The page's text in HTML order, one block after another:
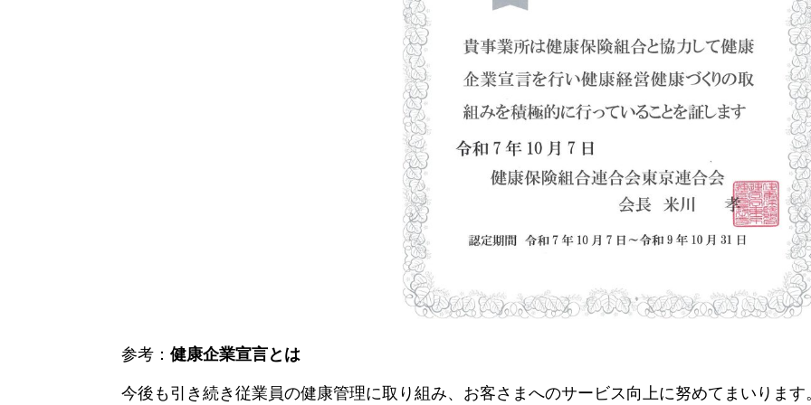
参考：健康企業宣言とは
今後も引き続き従業員の健康管理に取り組み、お客さまへのサービス向上に努めてまいります